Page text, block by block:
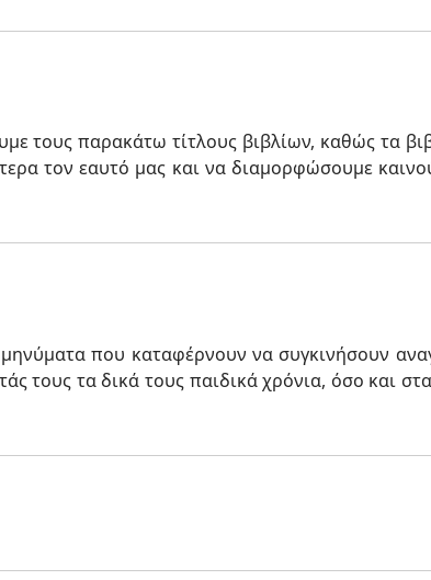
τους παρακάτω τίτλους βιβλίων, καθώς τα
τον εαυτό μας και να διαμορφώσουμε
που καταφέρνουν να συγκινήσουν
τους τα δικά τους παιδικά χρόνια, όσο και